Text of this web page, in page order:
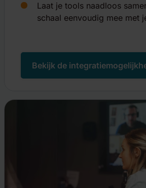
Laat je tools naadloos
schaal eenvoudig mee met
Bekijk de